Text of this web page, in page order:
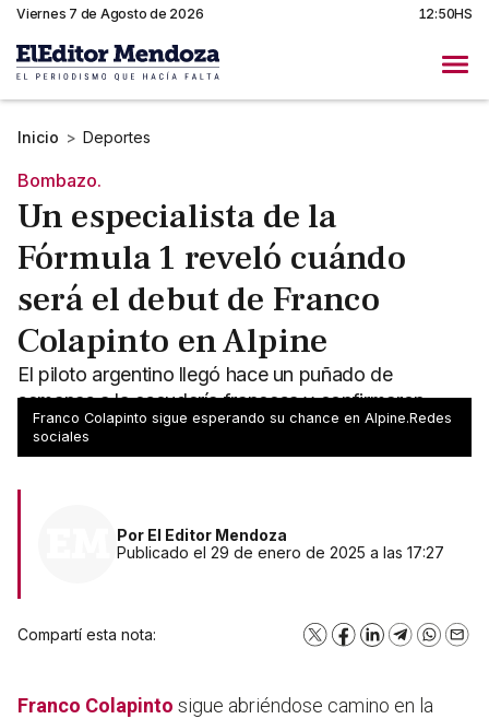
Viernes 7 de Agosto de 2026 12:50HS
Inicio > Deportes
Bombazo.
Un especialista de la
Fórmula 1 reveló cuándo
será el debut de Franco
Colapinto en Alpine
El piloto argentino llegó hace un puñado de
semanas a la escudería francesa y confirmaron
cuándo podría re debutar en la Fórmula 1.
Franco Colapinto sigue esperando su chance en Alpine.Redes
sociales
Por El Editor Mendoza
Publicado el 29 de enero de 2025 a las 17:27
Compartí esta nota: X Facebook
LinkedInTelegram
Franco Colapinto sigue abriéndose camino en la